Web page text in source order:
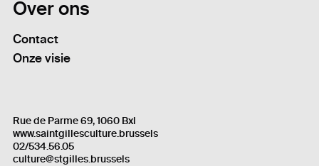
Over ons
Contact
Onze visie
Rue de Parme 69, 1060 Bxl
www.saintgillesculture.brussels
02/534.56.05
culture@stgilles.brussels